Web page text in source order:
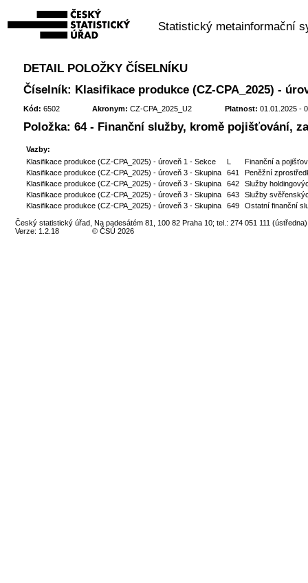
Statistický metainformační
DETAIL POLOŽKY ČÍSELNÍKU
Číselník: Klasifikace produkce (CZ-CPA_2025) -
Kód: 6502 Akronym: CZ-CPA_2025_U2 Platnost: 01.01.2025 -
Položka: 64 - Finanční služby, kromě pojišťování,
Vazby:
Klasifikace produkce (CZ-CPA_2025) - úroveň 1 - Sekce
L
Finanční a
Klasifikace produkce (CZ-CPA_2025) - úroveň 3 - Skupina
641
Peněžní
Klasifikace produkce (CZ-CPA_2025) - úroveň 3 - Skupina
642
Služby
Klasifikace produkce (CZ-CPA_2025) - úroveň 3 - Skupina
643
Služby
Klasifikace produkce (CZ-CPA_2025) - úroveň 3 - Skupina
649 Ostatní finanční
Český statistický úřad, Na padesátém 81, 100 82 Praha 10; tel.: 274 051 111 (ústředna)
Verze: 1.2.18
© ČSÚ 2026